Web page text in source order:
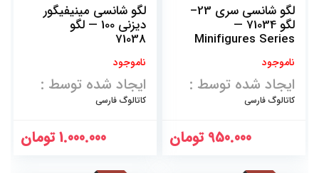
لگو شانسی سری 23–
لگو 71034 —
Minifigures Series
23
ناموجود
ایجاد شده توسط :
کاتالوگ فارسی
950.000 تومان
لگو شانسی مینیفیگور
دیزنی 100 — لگو
71038
ناموجود
ایجاد شده توسط :
کاتالوگ فارسی
1.000.000تومان